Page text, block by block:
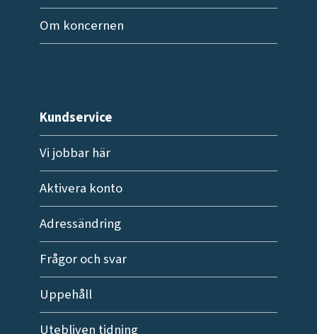
Om koncernen
Kundservice
Vi jobbar här
Aktivera konto
Adressändring
Frågor och svar
Uppehåll
Utebliven tidning